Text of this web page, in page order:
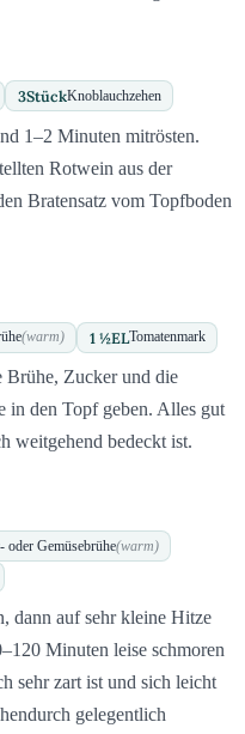
3StückKnoblauchzehen
1–2 Minuten mitrösten.
Rotwein aus der
Bratensatz vom Topfboden
(warm) 1 ½ELTomatenmark
Brühe, Zucker und die
in den Topf geben. Alles gut
weitgehend bedeckt ist.
oder Gemüsebrühe(warm)
dann auf sehr kleine Hitze
Minuten leise schmoren
sehr zart ist und sich leicht
gelegentlich